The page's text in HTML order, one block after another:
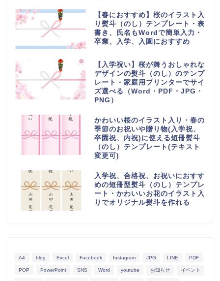
【春におすすめ】桜のイラスト入
り熨斗（のし）テンプレート・表
書き、氏名もWordで簡単入力・
卒業、入学、入園におすすめ
【入学祝い】桜が舞うおしゃれな
デザインの熨斗（のし）のテンプ
レート・家庭用プリンターでサイ
ズ選べる（Word・PDF・JPG・
PNG）
かわいい桜のイラスト入り・春の
季節のお祝いや贈り物(入学祝、
卒園祝、内祝)に使える短冊熨斗
（のし）テンプレート(テキスト
変更可)
入学祝、合格祝、お祝いにおすす
めの短冊型熨斗（のし）テンプレ
ート・かわいいお花のイラスト入
りでオリジナル熨斗を作れる
A4 blog Excel Facebook Instagram JPG LINE PDF
POP PowerPoint SNS Word youtube お知らせ イベント